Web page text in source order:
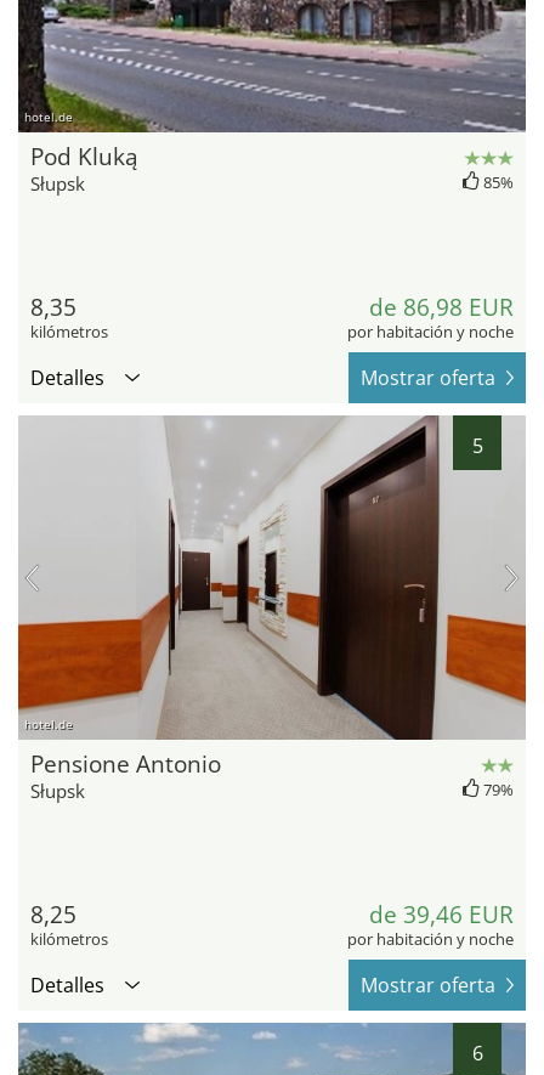
hotel.de
Pod Kluką
Słupsk 85%
8,35
kilómetros
de 86,98 EUR
por habitación y noche
Detalles Mostrar oferta
5
hotel.de
Pensione Antonio
Słupsk 79%
8,25
kilómetros
de 39,46 EUR
por habitación y noche
Detalles Mostrar oferta
6